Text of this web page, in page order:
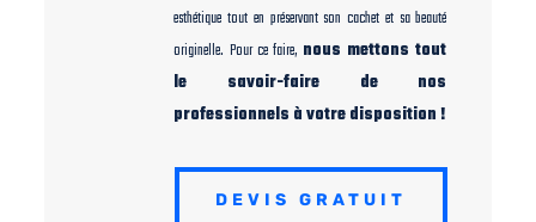
esthétique tout en préservant son cachet et sa beauté
originelle. Pour ce faire, nous mettons tout
le savoir-faire de nos
professionnels à votre disposition !
DEVIS GRATUIT